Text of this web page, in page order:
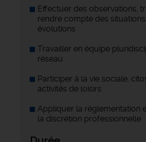
Effectuer des observations,
rendre compte des
évolutions
Travailler en équipe
réseau
Participer à la vie sociale,
activités de loisirs
Appliquer la réglementation
la discrétion professionnelle